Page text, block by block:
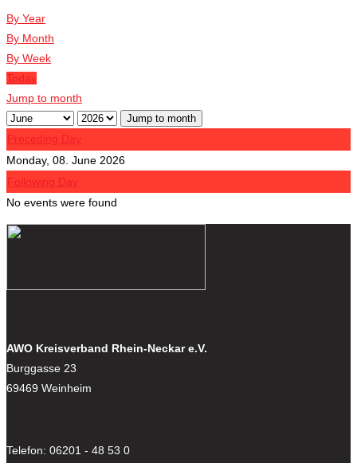
By Year
By Month
By Week
Today
Jump to month
Jump to month
Preceding Day
Monday, 08. June 2026
Following Day
No events were found
AWO Kreisverband Rhein-Neckar e.V.
Burggasse 23
69469 Weinheim
Telefon: 06201 - 48 53 0